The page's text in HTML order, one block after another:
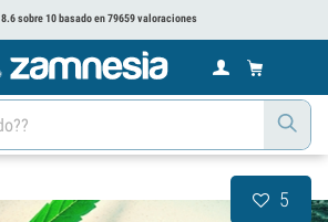
8.6 sobre 10 basado en 79659 valoraciones
5